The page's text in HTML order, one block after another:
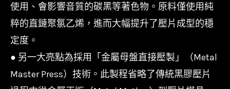
使用、會影響音質的碳黑等著色物。原料僅使用純
粹的直鏈聚氯乙烯，進而大幅提升了壓片成型的穩
定度。
● 另一大亮點為採用「金屬母盤直接壓製」（Metal
Master Press）技術。此製程省略了傳統黑膠壓片